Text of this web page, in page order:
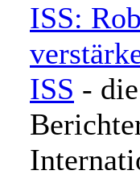
ISS:
ISS -